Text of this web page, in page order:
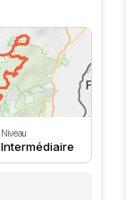
Niveau
Intermédiaire